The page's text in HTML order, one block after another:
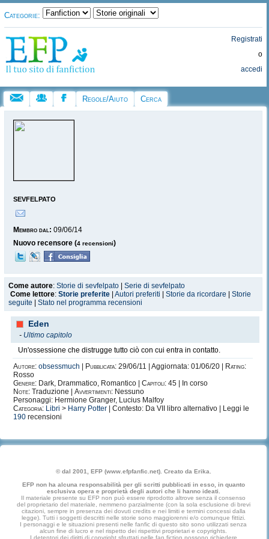
Categorie:
Registrati
o
accedi
Regole/Aiuto Cerca
sevfelpato
Membro dal: 09/06/14
Nuovo recensore (4 recensioni)
Come autore: Storie di sevfelpato
Serie di sevfelpato
Come lettore: Storie preferite Autori preferiti Storie da ricordare
Storie
seguite
Stato nel programma recensioni
Eden
- Ultimo capitolo
Un'ossessione che distrugge tutto ciò con cui entra in contatto.
Autore: obsessmuch Pubblicata: 29/06/11 | Aggiornata: 01/06/20 |
Rating:
Rosso
Genere: Dark, Drammatico, Romantico | Capitoli: 45 | In corso
Note: Traduzione | Avvertimenti: Nessuno
Personaggi: Hermione Granger, Lucius Malfoy
Categoria: Libri > Harry Potter | Contesto: Da VII libro alternativo | Leggi le
190 recensioni
© dal 2001, EFP (www.efpfanfic.net). Creato da Erika.
EFP non ha alcuna responsabilità per gli scritti pubblicati in esso, in quanto
esclusiva opera e proprietà degli autori che li hanno ideati.
Il materiale presente su EFP non può essere riprodotto altrove senza il consenso
del proprietario del materiale, nemmeno parzialmente (con la sola esclusione di brevi
citazioni, sempre in presenza dei dovuti credits e nei limiti e termini concessi dalla
legge). Tutti i soggetti descritti nelle storie sono maggiorenni e/o comunque fittizi.
I personaggi e le situazioni presenti nelle fanfic di questo sito sono utilizzati senza
alcun fine di lucro e nel rispetto dei rispettivi proprietari e copyrights.
I detentori dei diritti di copyright sfruttati nelle fan fiction possono richiedere